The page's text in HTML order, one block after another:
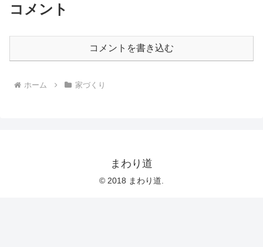
コメント
コメントを書き込む
ホーム 家づくり
まわり道
© 2018 まわり道.